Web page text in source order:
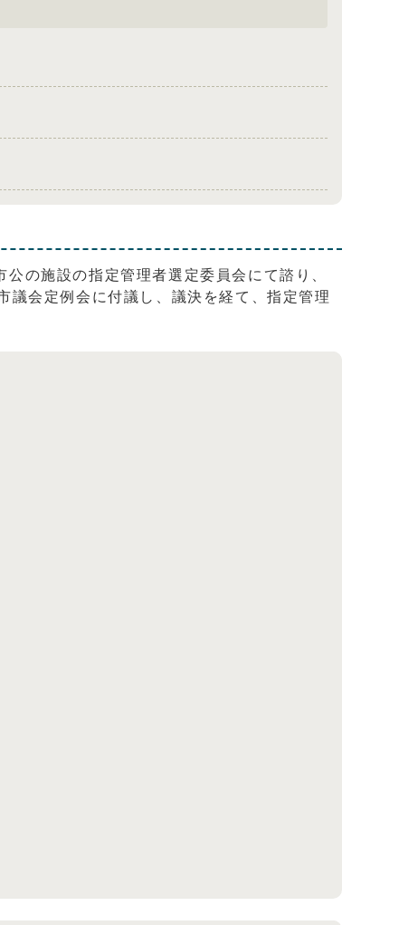
の施設の指定管理者選定委員会にて諮り、
議会定例会に付議し、議決を経て、指定管理